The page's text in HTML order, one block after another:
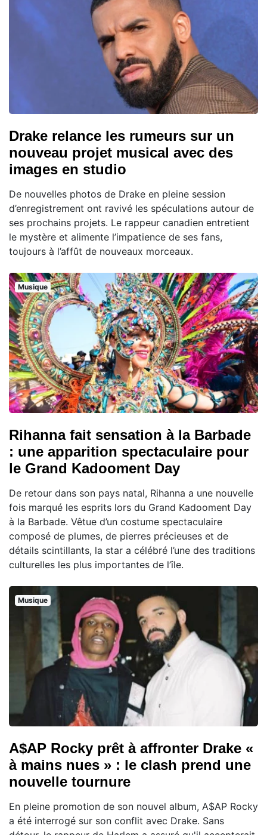
Drake relance les rumeurs sur un
nouveau projet musical avec des
images en studio
De nouvelles photos de Drake en pleine session
d’enregistrement ont ravivé les spéculations autour de
ses prochains projets. Le rappeur canadien entretient
le mystère et alimente l’impatience de ses fans,
toujours à l’affût de nouveaux morceaux.
Musique
Rihanna fait sensation à la Barbade
: une apparition spectaculaire pour
le Grand Kadooment Day
De retour dans son pays natal, Rihanna a une nouvelle
fois marqué les esprits lors du Grand Kadooment Day
à la Barbade. Vêtue d’un costume spectaculaire
composé de plumes, de pierres précieuses et de
détails scintillants, la star a célébré l’une des traditions
culturelles les plus importantes de l’île.
Musique
A$AP Rocky prêt à affronter Drake «
à mains nues » : le clash prend une
nouvelle tournure
En pleine promotion de son nouvel album, A$AP Rocky
a été interrogé sur son conflit avec Drake. Sans